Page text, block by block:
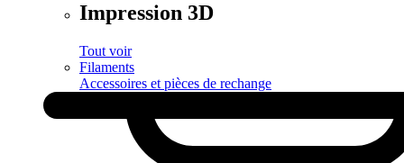
Impression 3D
Tout voir
Filaments
Accessoires et pièces de rechange